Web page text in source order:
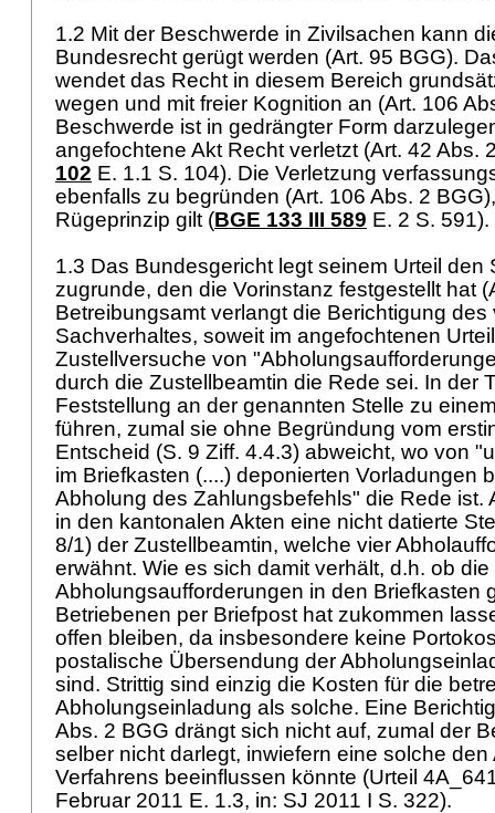
1.2 Mit der Beschwerde in Zivilsachen kann
Bundesrecht gerügt werden (Art. 95 BGG).
wendet das Recht in diesem Bereich
wegen und mit freier Kognition an (Art. 106
Beschwerde ist in gedrängter Form
angefochtene Akt Recht verletzt (Art. 42 Abs.
102 E. 1.1 S. 104). Die Verletzung
ebenfalls zu begründen (Art. 106 Abs. 2 BGG
Rügeprinzip gilt (BGE 133 III 589 E. 2 S. 591).
1.3 Das Bundesgericht legt seinem Urteil den
zugrunde, den die Vorinstanz festgestellt hat (
Betreibungsamt verlangt die Berichtigung
Sachverhaltes, soweit im angefochtenen
Zustellversuche von
durch die Zustellbeamtin die Rede sei. In der
Feststellung an der genannten Stelle zu
führen, zumal sie ohne Begründung vom
Entscheid (S. 9 Ziff. 4.4.3) abweicht, wo von
im Briefkasten (....) deponierten Vorladungen
Abholung des Zahlungsbefehls" die Rede ist.
in den kantonalen Akten eine nicht datierte
8/1) der Zustellbeamtin, welche vier
erwähnt. Wie es sich damit verhält, d.h. ob
Abholungsaufforderungen in den Briefkasten
Betriebenen per Briefpost hat zukommen
offen bleiben, da insbesondere keine
postalische Übersendung der
sind. Strittig sind einzig die Kosten für die
Abholungseinladung als solche. Eine
Abs. 2 BGG drängt sich nicht auf, zumal der
selber nicht darlegt, inwiefern eine solche
Verfahrens beeinflussen könnte (Urteil
Februar 2011 E. 1.3, in: SJ 2011 I S. 322).